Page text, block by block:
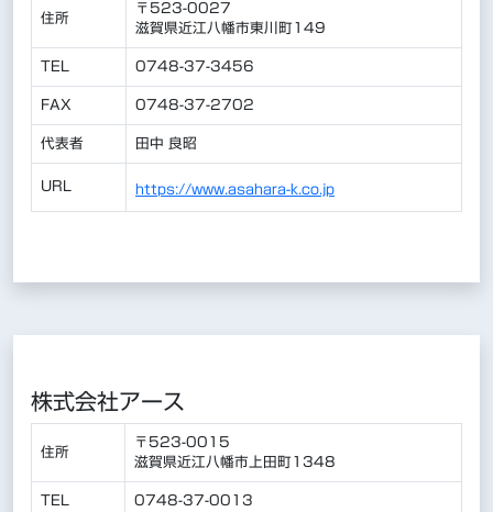
住所
〒523-0027
滋賀県近江八幡市東川町149
TEL 0748-37-3456
FAX 0748-37-2702
代表者 田中 良昭
URL https://www.asahara-k.co.jp
株式会社アース
住所
〒523-0015
滋賀県近江八幡市上田町1348
TEL 0748-37-0013